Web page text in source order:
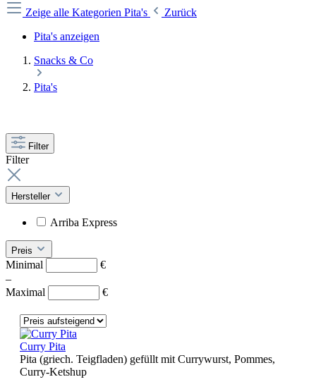
Zeige alle Kategorien Pita's
Zurück
Pita's anzeigen
Snacks & Co
Pita's
Filter
Filter
Hersteller
Arriba Express
Preis
Minimal
€
–
Maximal
€
Curry Pita
Pita (griech. Teigfladen) gefüllt mit Currywurst, Pommes,
Curry-Ketshup